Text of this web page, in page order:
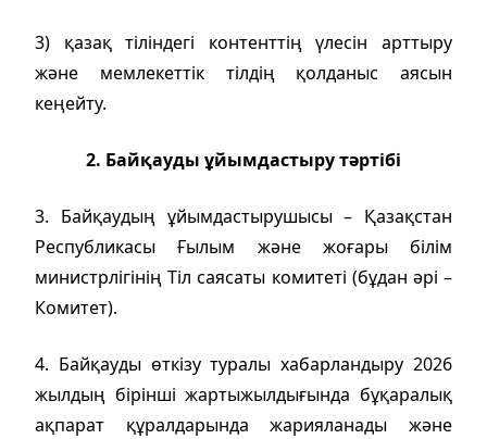
3) қазақ тіліндегі контенттің үлесін арттыру
және мемлекеттік тілдің қолданыс аясын
кеңейту.
2. Байқауды ұйымдастыру тәртібі
3. Байқаудың ұйымдастырушысы – Қазақстан
Республикасы Ғылым және жоғары білім
министрлігінің Тіл саясаты комитеті (бұдан әрі –
Комитет).
4. Байқауды өткізу туралы хабарландыру 2026
жылдың бірінші жартыжылдығында бұқаралық
ақпарат құралдарында жарияланады және